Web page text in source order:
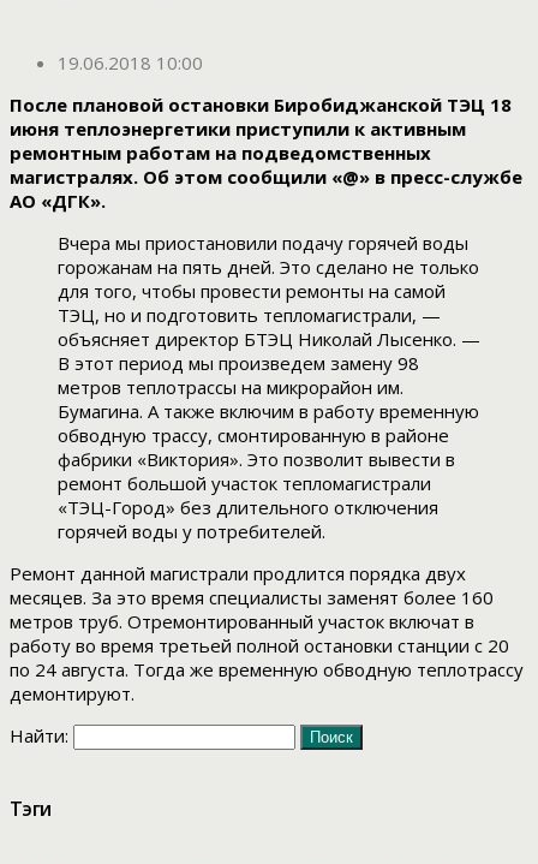
19.06.2018 10:00
После плановой остановки Биробиджанской ТЭЦ 18
июня теплоэнергетики приступили к активным
ремонтным работам на подведомственных
магистралях. Об этом сообщили «@» в пресс-службе
АО «ДГК».
Вчера мы приостановили подачу горячей воды
горожанам на пять дней. Это сделано не только
для того, чтобы провести ремонты на самой
ТЭЦ, но и подготовить тепломагистрали, —
объясняет директор БТЭЦ Николай Лысенко. —
В этот период мы произведем замену 98
метров теплотрассы на микрорайон им.
Бумагина. А также включим в работу временную
обводную трассу, смонтированную в районе
фабрики «Виктория». Это позволит вывести в
ремонт большой участок тепломагистрали
«ТЭЦ-Город» без длительного отключения
горячей воды у потребителей.
Ремонт данной магистрали продлится порядка двух
месяцев. За это время специалисты заменят более 160
метров труб. Отремонтированный участок включат в
работу во время третьей полной остановки станции с 20
по 24 августа. Тогда же временную обводную теплотрассу
демонтируют.
Найти:
Тэги